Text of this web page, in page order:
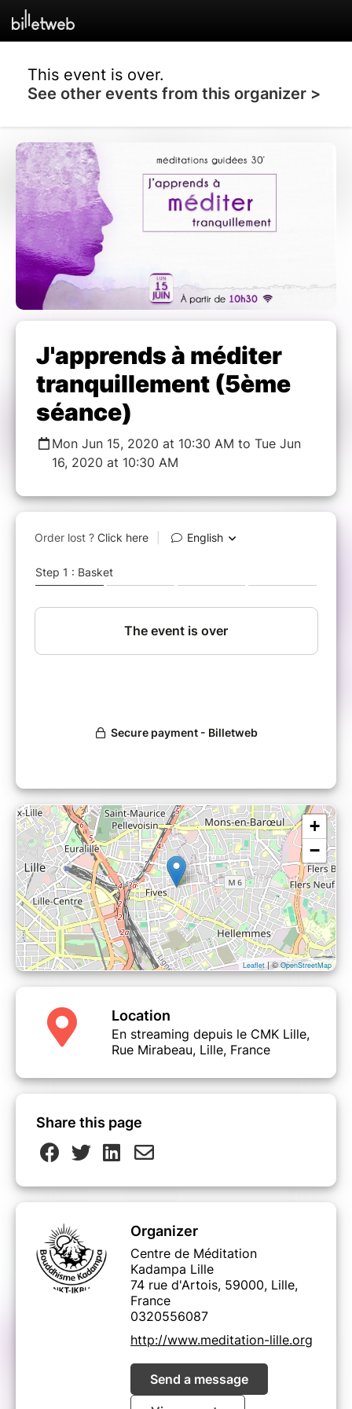
This event is over.
See other events from this organizer >
J'apprends à méditer
tranquillement (5ème
séance)
Mon Jun 15, 2020 at 10:30 AM to Tue Jun
16, 2020 at 10:30 AM
+
−
Leaflet| ©OpenStreetMap
Location
En streaming depuis le CMK Lille,
Rue Mirabeau, Lille, France
Share this page
Organizer
Centre de Méditation
Kadampa Lille
74 rue d'Artois, 59000, Lille,
France
0320556087
http://www.meditation-lille.org
Send a message